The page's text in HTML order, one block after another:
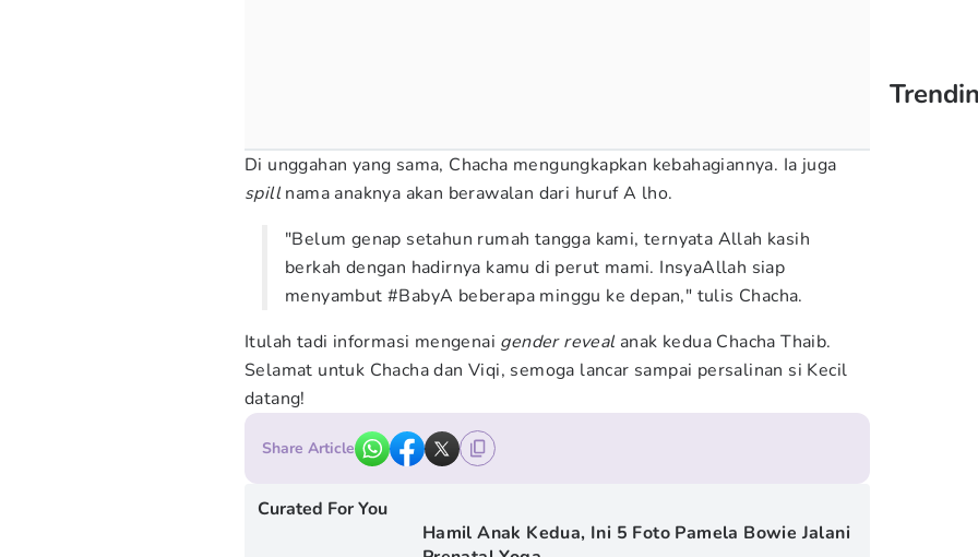
Di unggahan yang sama, Chacha mengungkapkan kebahagiannya. Ia juga
spillnama anaknya akan berawalan dari huruf A lho.
"Belum genap setahun rumah tangga kami, ternyata Allah kasih
berkah dengan hadirnya kamu di perut mami. InsyaAllah siap
menyambut #BabyA beberapa minggu ke depan," tulis Chacha.
Itulah tadi informasi mengenai gender reveal anak kedua Chacha Thaib.
Selamat untuk Chacha dan Viqi, semoga lancar sampai persalinan si Kecil
datang!
Share Article
Curated For You
Hamil Anak Kedua, Ini 5 Foto Pamela Bowie Jalani